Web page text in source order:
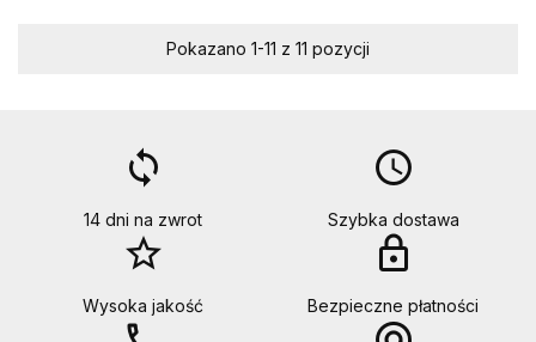
Pokazano 1-11 z 11 pozycji
loop
14 dni na zwrot
access_time
Szybka dostawa
star_border
Wysoka jakość
lock
Bezpieczne płatności